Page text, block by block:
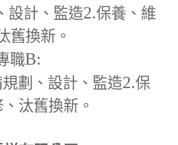
設計、監造2.保養、維
舊換新。
職B:
劃、設計、監造2.保
汰舊換新。